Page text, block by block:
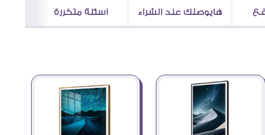
هايوصلك عند الشراء اسئلة متكررة